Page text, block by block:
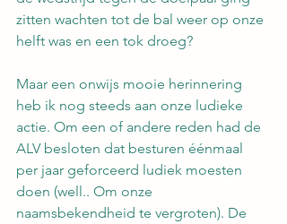
zitten wachten tot de bal weer op onze
helft was en een tok droeg?
Maar een onwijs mooie herinnering
heb ik nog steeds aan onze ludieke
actie. Om een of andere reden had de
ALV besloten dat besturen éénmaal
per jaar geforceerd ludiek moesten
doen (well.. Om onze
naamsbekendheid te vergroten). De